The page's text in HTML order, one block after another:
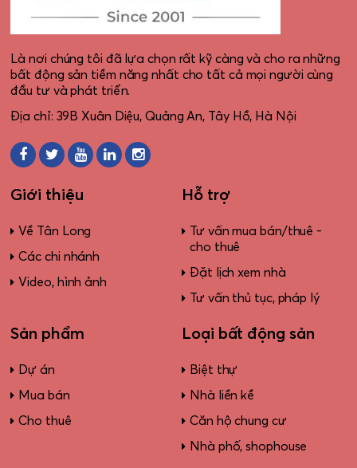
Là nơi chúng tôi đã lựa chọn rất kỹ càng và cho ra những
bất động sản tiềm năng nhất cho tất cả mọi người cùng
đầu tư và phát triển.
Địa chỉ: 39B Xuân Diệu, Quảng An, Tây Hồ, Hà Nội
Giới thiệu
Về Tân Long
Các chi nhánh
Video, hình ảnh
Hỗ trợ
Tư vấn mua bán/thuê -
cho thuê
Đặt lịch xem nhà
Tư vấn thủ tục, pháp lý
Sản phẩm
Dự án
Mua bán
Cho thuê
Loại bất động sản
Biệt thự
Nhà liền kề
Căn hộ chung cư
Nhà phố, shophouse